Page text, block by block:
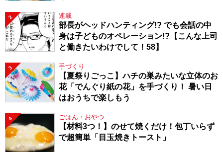
2 連載
部長がヘッドハンティング!? でも会話の中
身は子どものオペレーション!?【こんな上司
と働きたいわけでして！58】
3 手づくり
【夏祭りごっこ】ハチの巣みたいな立体のお
花「でんぐり紙の花」を手づくり！ 暑い日
はおうちで楽しもう
4 ごはん・おやつ
【材料3つ！】のせて焼くだけ！包丁いらず
で超簡単「目玉焼きトースト」